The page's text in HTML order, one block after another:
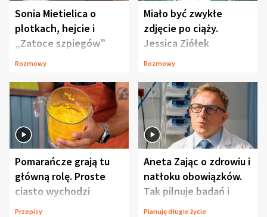
Sonia Mietielica o
plotkach, hejcie i
„Zatoce szpiegów”
Rozmowy
Miało być zwykłe
zdjęcie po ciąży.
Jessica Ziółek
wywołała lawinę
Rozmowy
Pomarańcze grają tu
główną rolę. Proste
ciasto wychodzi
wyjątkowo wilgotne
Przepisy
Aneta Zając o zdrowiu i
natłoku obowiązków.
Tak pilnuje badań i
wizyt
Planuję długie życie